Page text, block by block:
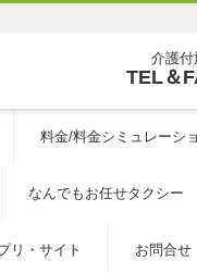
介護
TEL＆
料金/料金シミュレーシ
なんでもお任せタクシー
リ・サイト お問合せ